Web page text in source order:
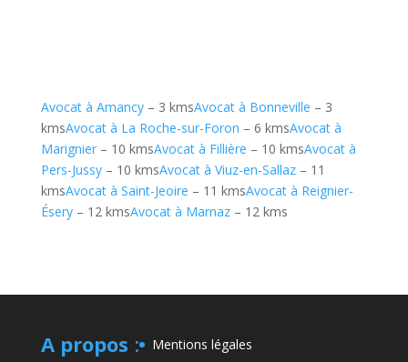
Avocat à Amancy– 3 kmsAvocat à Bonneville – 3
kmsAvocat à La Roche-sur-Foron – 6 kmsAvocat à
Marignier– 10 kmsAvocat à Fillière – 10 kmsAvocat à
Pers-Jussy– 10 kmsAvocat à Viuz-en-Sallaz– 11
kmsAvocat à Saint-Jeoire – 11 kmsAvocat à Reignier-
Ésery– 12 kmsAvocat à Marnaz– 12 kms
A propos :
Mentions légales